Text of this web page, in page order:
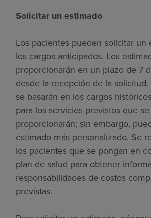
Solicitar un estimado
Los pacientes pueden solicitar un
los cargos anticipados. Los
proporcionarán en un plazo de 7
desde la recepción de la solicitud.
se basarán en los cargos
para los servicios previstos que se
proporcionarán; sin embargo,
estimado más personalizado. Se
los pacientes que se pongan en
plan de salud para obtener
responsabilidades de costos
previstas.